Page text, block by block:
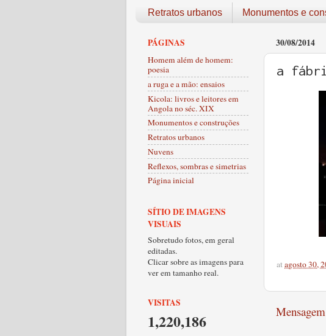
Retratos urbanos Monumentos e
30/08/2014
a
atagosto 30,
PÁGINAS
Homem além de homem:
poesia
a ruga e a mão: ensaios
Kicola: livros e leitores em
Angola no séc. XIX
Monumentos e construções
Retratos urbanos
Nuvens
Reflexos, sombras e simetrias
Página inicial
SÍTIO DE IMAGENS
VISUAIS
Sobretudo fotos, em geral
editadas.
Clicar sobre as imagens para
ver em tamanho real.
VISITAS
1,220,186